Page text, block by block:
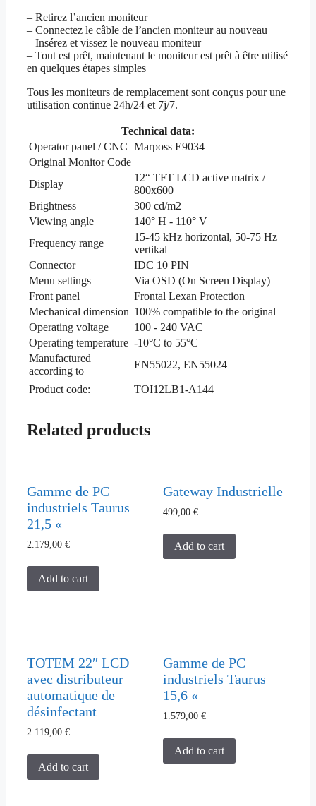
– Retirez l’ancien moniteur
– Connectez le câble de l’ancien moniteur au nouveau
– Insérez et vissez le nouveau moniteur
– Tout est prêt, maintenant le moniteur est prêt à être utilisé
en quelques étapes simples
Tous les moniteurs de remplacement sont conçus pour une
utilisation continue 24h/24 et 7j/7.
Technical data:
Operator panel / CNC Marposs E9034
Original Monitor Code
Display
12“ TFT LCD active matrix /
800x600
Brightness
300 cd/m2
Viewing angle
140° H - 110° V
Frequency range
15-45 kHz horizontal, 50-75 Hz
vertikal
Connector
IDC 10 PIN
Menu settings
Via OSD (On Screen Display)
Front panel
Frontal Lexan Protection
Mechanical dimension 100% compatible to the original
Operating voltage
100 - 240 VAC
Operating temperature -10°C to 55°C
Manufactured
according to
EN55022, EN55024
Product code: TOI12LB1-A144
Related products
Gamme de PC
industriels Taurus
21,5 «
2.179,00 €
Add to cart
Gateway Industrielle
499,00€
Add to cart
TOTEM 22″ LCD
avec distributeur
automatique de
désinfectant
2.119,00 €
Add to cart
Gamme de PC
industriels Taurus
15,6 «
1.579,00€
Add to cart